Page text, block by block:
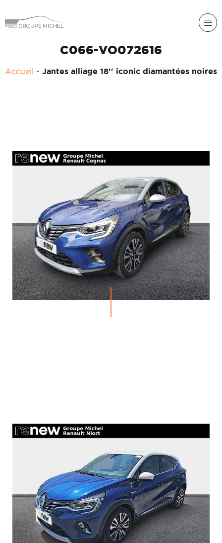
LIGIER
PROFESSIONAL
GROUPE
HISTORIQUE
DU
GROUPE
MICHEL
ACTUALITÉS
C066-VO072616
Accueil - Jantes alliage 18'' iconic diamantées noires